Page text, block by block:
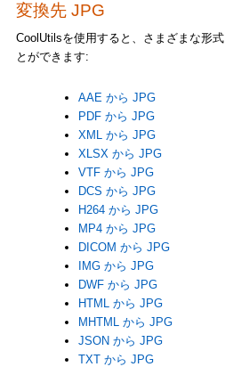
変換先 JPG
CoolUtilsを使用すると、さまざまな形
とができます:
AAE から JPG
PDF から JPG
XML から JPG
XLSX から JPG
VTF から JPG
DCS から JPG
H264 から JPG
MP4 から JPG
DICOM から JPG
IMG から JPG
DWF から JPG
HTML から JPG
MHTML から JPG
JSON から JPG
TXT から JPG